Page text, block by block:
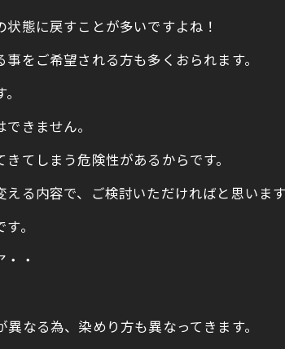
態に戻すことが多いですよね！
をご希望される方も多くおられます。
きません。
てしまう危険性があるからです。
る内容で、ご検討いただければと思いま
。
・
なる為、染めり方も異なってきます。